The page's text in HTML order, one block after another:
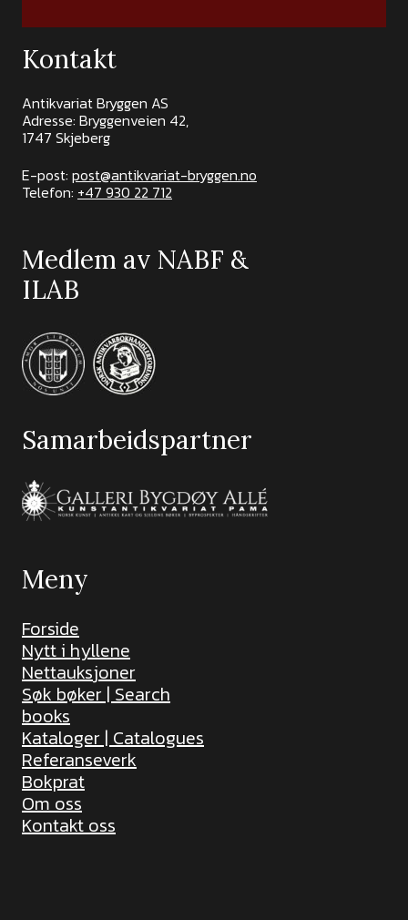
Kontakt
Antikvariat Bryggen AS
Adresse: Bryggenveien 42,
1747 Skjeberg
E-post: post@antikvariat-bryggen.no
Telefon: +47 930 22 712
Medlem av NABF &
ILAB
Samarbeidspartner
Meny
Forside
Nytt i hyllene
Nettauksjoner
Søk bøker | Search
books
Kataloger | Catalogues
Referanseverk
Bokprat
Om oss
Kontakt oss